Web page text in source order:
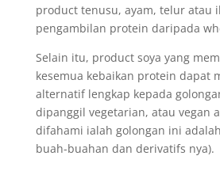
product tenusu, ayam, telur atau
pengambilan protein daripada
Selain itu, product soya yang
kesemua kebaikan protein dapat
alternatif lengkap kepada
dipanggil vegetarian, atau vegan
difahami ialah golongan ini
buah-buahan dan derivatifs nya).